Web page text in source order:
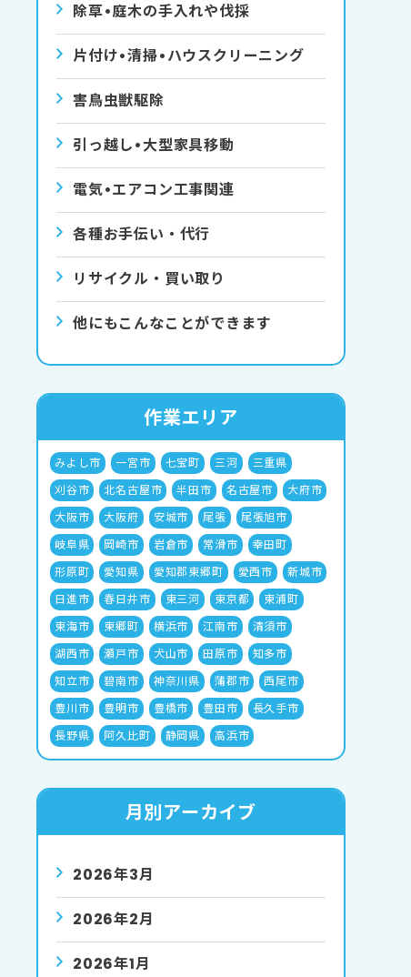
除草•庭⽊の⼿⼊れや伐採
⽚付け•清掃•ハウスクリーニング
害⿃⾍獣駆除
引っ越し•⼤型家具移動
電気•エアコン⼯事関連
各種お手伝い・代行
リサイクル・買い取り
他にもこんなことができます
作業エリア
みよし市 一宮市 七宝町 三河
三重県
刈谷市
北名古屋市 半田市 名古屋市
大府市
大阪市
大阪府 安城市 尾張
尾張旭市
岐阜県
岡崎市 岩倉市 常滑市
幸田町
形原町
愛知県 愛知郡東郷町 愛西市
新城市
日進市
春日井市 東三河 東京都
東浦町
東海市
東郷町 横浜市 江南市
清須市
湖西市
瀬戸市 犬山市 田原市
知多市
知立市
碧南市 神奈川県 蒲郡市
西尾市
豊川市
豊明市 豊橋市 豊田市
長久手市
長野県
阿久比町 静岡県 高浜市
月別アーカイブ
2026年3月
2026年2月
2026年1月